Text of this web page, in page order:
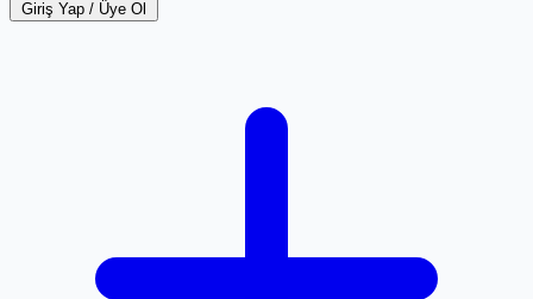
Giriş Yap / Üye Ol